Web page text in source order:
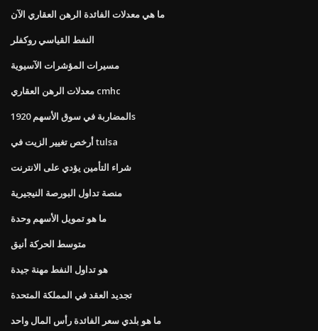
ما هي معدلات الفائدة الرهن العقاري الآن
النفط القياسي روكفلر
مسيرات المؤشرات الآسيوية
معدلات الرهن العقاري cmhc
المضاربة في سوق الأسهم 1920s
أرخص تغيير الزيت في tulsa
شراء التأمين يؤدي على الانترنت
منصة تداول البورصة النيجيرية
ما هو تمويل الأسهم وحدة
متوسط ​​الحركة أنيق
هو تداول النفط مهنة جيدة
تجديد العقد في المملكة المتحدة
ما هو بلدي سعر الفائدة رأس المال واحد